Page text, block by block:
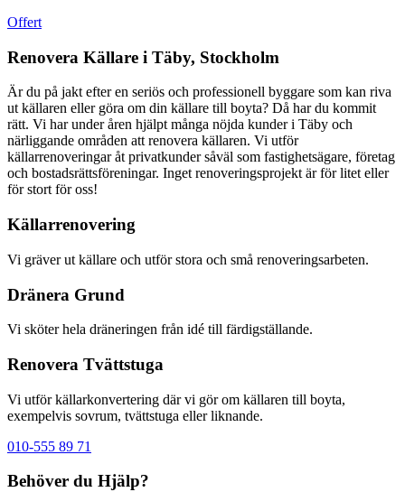
Offert
Renovera Källare i Täby, Stockholm
Är du på jakt efter en seriös och professionell byggare som kan riva
ut källaren eller göra om din källare till boyta? Då har du kommit
rätt. Vi har under åren hjälpt många nöjda kunder i Täby och
närliggande områden att renovera källaren. Vi utför
källarrenoveringar åt privatkunder såväl som fastighetsägare, företag
och bostadsrättsföreningar. Inget renoveringsprojekt är för litet eller
för stort för oss!
Källarrenovering
Vi gräver ut källare och utför stora och små renoveringsarbeten.
Dränera Grund
Vi sköter hela dräneringen från idé till färdigställande.
Renovera Tvättstuga
Vi utför källarkonvertering där vi gör om källaren till boyta,
exempelvis sovrum, tvättstuga eller liknande.
010-555 89 71
Behöver du Hjälp?